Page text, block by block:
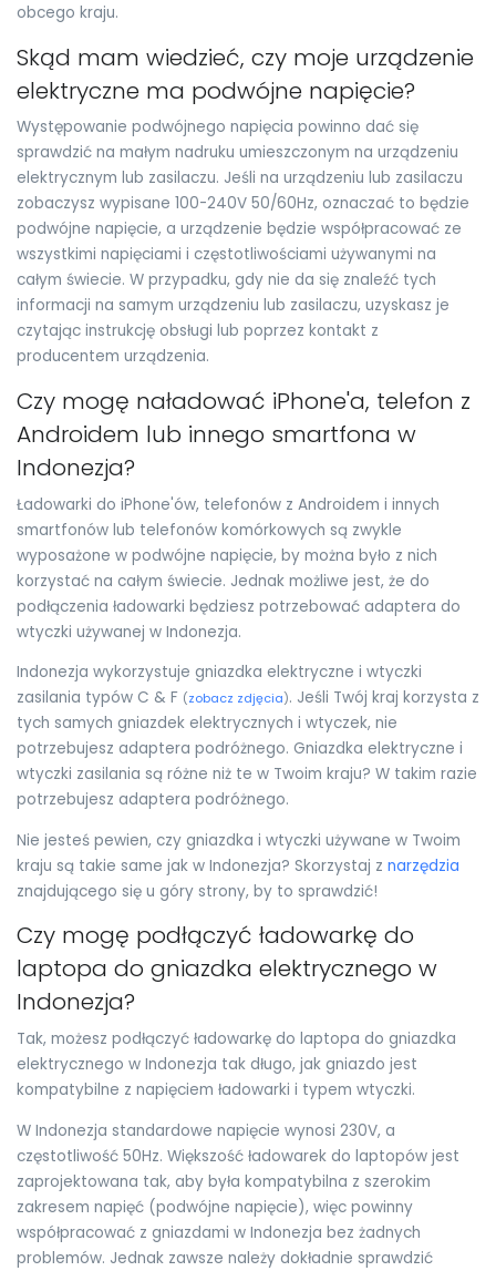
obcego kraju.
Skąd mam wiedzieć, czy moje urządzenie
elektryczne ma podwójne napięcie?
Występowanie podwójnego napięcia powinno dać się
sprawdzić na małym nadruku umieszczonym na urządzeniu
elektrycznym lub zasilaczu. Jeśli na urządzeniu lub zasilaczu
zobaczysz wypisane 100-240V 50/60Hz, oznaczać to będzie
podwójne napięcie, a urządzenie będzie współpracować ze
wszystkimi napięciami i częstotliwościami używanymi na
całym świecie. W przypadku, gdy nie da się znaleźć tych
informacji na samym urządzeniu lub zasilaczu, uzyskasz je
czytając instrukcję obsługi lub poprzez kontakt z
producentem urządzenia.
Czy mogę naładować iPhone'a, telefon z
Androidem lub innego smartfona w
Indonezja?
Ładowarki do iPhone'ów, telefonów z Androidem i innych
smartfonów lub telefonów komórkowych są zwykle
wyposażone w podwójne napięcie, by można było z nich
korzystać na całym świecie. Jednak możliwe jest, że do
podłączenia ładowarki będziesz potrzebować adaptera do
wtyczki używanej w Indonezja.
Indonezja wykorzystuje gniazdka elektryczne i wtyczki
zasilania typów C & F (zobacz zdjęcia). Jeśli Twój kraj korzysta z
tych samych gniazdek elektrycznych i wtyczek, nie
potrzebujesz adaptera podróżnego. Gniazdka elektryczne i
wtyczki zasilania są różne niż te w Twoim kraju? W takim razie
potrzebujesz adaptera podróżnego.
Nie jesteś pewien, czy gniazdka i wtyczki używane w Twoim
kraju są takie same jak w Indonezja? Skorzystaj z narzędzia
znajdującego się u góry strony, by to sprawdzić!
Czy mogę podłączyć ładowarkę do
laptopa do gniazdka elektrycznego w
Indonezja?
Tak, możesz podłączyć ładowarkę do laptopa do gniazdka
elektrycznego w Indonezja tak długo, jak gniazdo jest
kompatybilne z napięciem ładowarki i typem wtyczki.
W Indonezja standardowe napięcie wynosi 230V, a
częstotliwość 50Hz. Większość ładowarek do laptopów jest
zaprojektowana tak, aby była kompatybilna z szerokim
zakresem napięć (podwójne napięcie), więc powinny
współpracować z gniazdami w Indonezja bez żadnych
problemów. Jednak zawsze należy dokładnie sprawdzić